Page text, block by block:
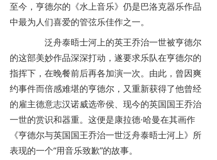
至今，亨德尔的《水上音乐》仍是巴洛克器乐作品
中最为人们喜爱的管弦乐佳作之一。
泛舟泰晤士河上的英王乔治一世被亨德尔
的这部美妙作品深深打动，遂要求乐队在亨德尔的
指挥下，在晚餐前后再各加演一次。由此，曾因爽
约事件而倍感难堪的亨德尔，又重新获得了他曾经
的雇主德意志汉诺威选帝侯、现今的英国国王乔治
一世的赏识和器重。这便是康拉德·哈曼在其画作
《亨德尔与英国国王乔治一世泛舟泰晤士河上》所
表现的一个“用音乐致歉”的故事。